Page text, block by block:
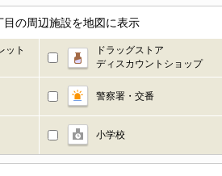
の周辺施設を地図に表示
ット
ドラッグストア
ディスカウントショップ
警察署・交番
小学校